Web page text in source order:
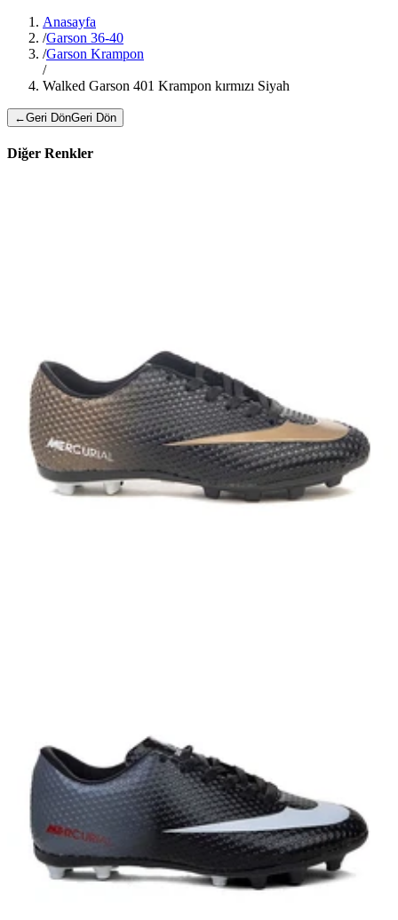
Anasayfa
/Garson 36-40
/Garson Krampon
/
Walked Garson 401 Krampon kırmızı Siyah
←Geri DönGeri Dön
Diğer Renkler